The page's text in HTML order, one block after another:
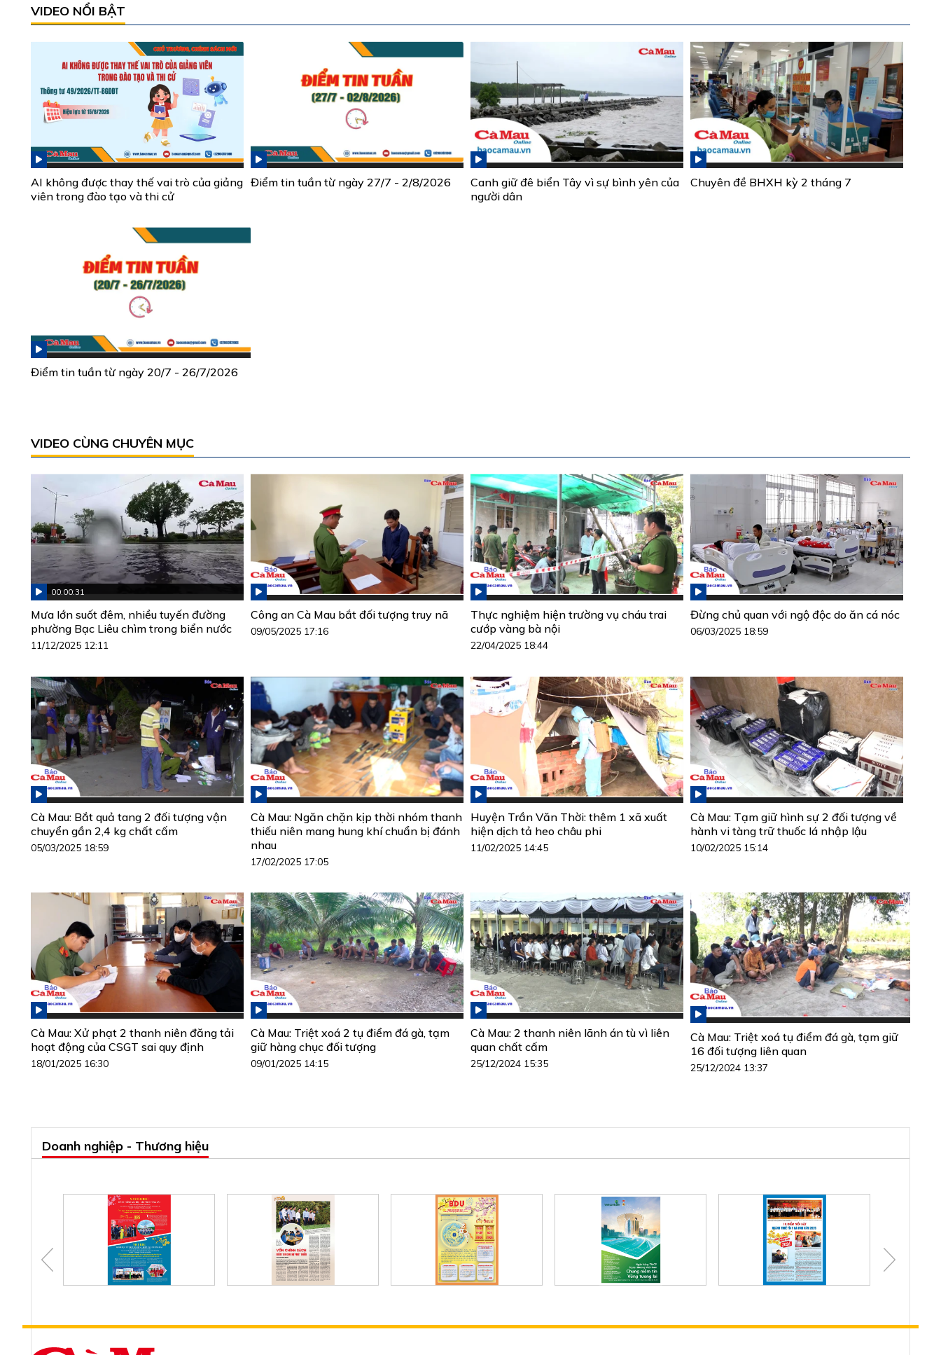
VIDEO NỔI BẬT
AI không được thay thế vai trò của giảng
viên trong đào tạo và thi cử
Điểm tin tuần từ ngày 27/7 - 2/8/2026
Canh giữ đê biển Tây vì sự bình yên của
người dân
Chuyên đề BHXH kỳ 2 tháng 7
Điểm tin tuần từ ngày 20/7 - 26/7/2026
VIDEO CÙNG CHUYÊN MỤC
00:00:31
Mưa lớn suốt đêm, nhiều tuyến đường
phường Bạc Liêu chìm trong biển nước
11/12/2025 12:11
Công an Cà Mau bắt đối tượng truy nã
09/05/2025 17:16
Thực nghiệm hiện trường vụ cháu trai
cướp vàng bà nội
22/04/2025 18:44
Đừng chủ quan với ngộ độc do ăn cá nóc
06/03/2025 18:59
Cà Mau: Bắt quả tang 2 đối tượng vận
chuyển gần 2,4 kg chất cấm
05/03/2025 18:59
Cà Mau: Ngăn chặn kịp thời nhóm thanh
thiếu niên mang hung khí chuẩn bị đánh
nhau
17/02/2025 17:05
Huyện Trần Văn Thời: thêm 1 xã xuất
hiện dịch tả heo châu phi
11/02/2025 14:45
Cà Mau: Tạm giữ hình sự 2 đối tượng về
hành vi tàng trữ thuốc lá nhập lậu
10/02/2025 15:14
Cà Mau: Xử phạt 2 thanh niên đăng tải
hoạt động của CSGT sai quy định
18/01/2025 16:30
Cà Mau: Triệt xoá 2 tụ điểm đá gà, tạm
giữ hàng chục đối tượng
09/01/2025 14:15
Cà Mau: 2 thanh niên lãnh án tù vì liên
quan chất cấm
25/12/2024 15:35
Cà Mau: Triệt xoá tụ điểm đá gà, tạm giữ
16 đối tượng liên quan
25/12/2024 13:37
Doanh nghiệp - Thương hiệu